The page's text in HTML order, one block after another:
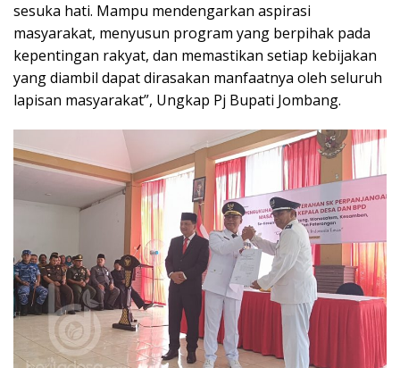
sesuka hati. Mampu mendengarkan aspirasi
masyarakat, menyusun program yang berpihak pada
kepentingan rakyat, dan memastikan setiap kebijakan
yang diambil dapat dirasakan manfaatnya oleh seluruh
lapisan masyarakat”, Ungkap Pj Bupati Jombang.